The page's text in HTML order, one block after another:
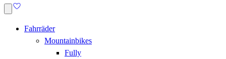
Fahrräder
Mountainbikes
Fully